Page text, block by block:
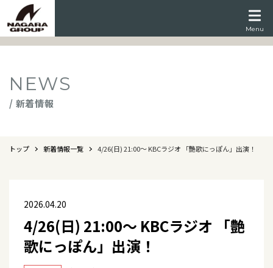
Menu
NEWS
/ 新着情報
トップ 新着情報一覧 4/26(日) 21:00～ KBCラジオ 「艶歌にっぽん」出演！
2026.04.20
4/26(日) 21:00～ KBCラジオ 「艶
歌にっぽん」出演！